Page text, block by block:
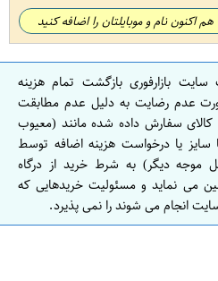
هم اکنون نام و موبایلتان را اضافه کنید
سایت بازارفوری بازگشت تمام هزینه
عدم رضایت به دلیل عدم مطابقت
کالای سفارش داده شده مانند (معیوب
یا درخواست هزینه اضافه توسط
موجه دیگر) به شرط خرید از درگاه
می نماید و مسئولیت خریدهایی که
انجام می شوند را نمی پذیرد.